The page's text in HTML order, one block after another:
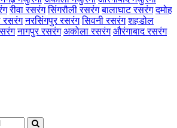
रीवा रसरंग सिंगरौली रसरंग बालाघाट रसरंग दमोह
रसरंग नरसिंगपुर रसरंग सिवनी रसरंग शहडोल
नागपुर रसरंग अकोला रसरंग औरंगाबाद रसरंग